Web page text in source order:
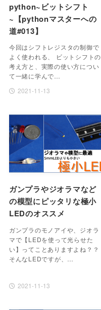
python~ビットシフト
~【pythonマスターへの
道#013】
今回はシフトレジスタの制御で
よく使われる、 ビットシフトの
考え方と、実際の使い方につい
て一緒に学んで…
2021-11-13
ガンプラやジオラマなど
の模型にピッタリな極小
LEDのオススメ
ガンプラのモノアイや、ジオラ
マで【LEDを使って光らせた
い】ってことありますよね？？
そんなLEDですが、…
2021-11-13